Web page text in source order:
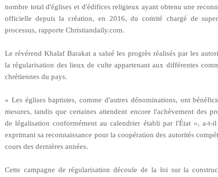
nombre total d'églises et d'édifices religieux ayant obtenu une
officielle depuis la création, en 2016, du comité chargé de
processus, rapporte Christiandaily.com.
Le révérend Khalaf Barakat a salué les progrès réalisés par les
la régularisation des lieux de culte appartenant aux différentes
chrétiennes du pays.
« Les églises baptistes, comme d'autres dénominations, ont
mesures, tandis que certaines attendent encore l'achèvement des
de légalisation conformément au calendrier établi par l'État », a-t-il
exprimant sa reconnaissance pour la coopération des autorités
cours des dernières années.
Cette campagne de régularisation découle de la loi sur la